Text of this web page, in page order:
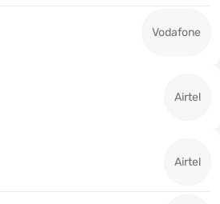
Vodafone
Airtel
Airtel